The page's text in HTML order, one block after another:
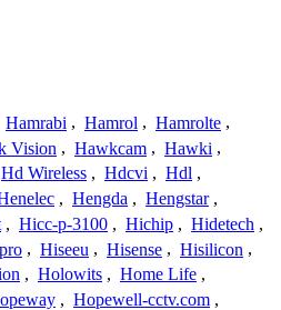
Hamrabi , Hamrol , Hamrolte ,
Vision , Hawkcam , Hawki ,
Hd Wireless , Hdcvi , Hdl ,
, Hengda , Hengstar ,
, Hicc-p-3100 , Hichip , Hidetech ,
, Hiseeu , Hisense , Hisilicon ,
, Holowits , Home Life ,
, Hopewell-cctv.com ,